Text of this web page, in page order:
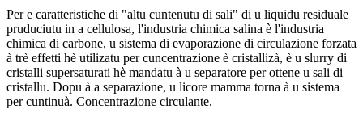
Per e caratteristiche di "altu cuntenutu di sali" di u liquidu residuale
pruduciutu in a cellulosa, l'industria chimica salina è l'industria
chimica di carbone, u sistema di evaporazione di circulazione forzata
à trè effetti hè utilizatu per cuncentrazione è cristallizà, è u slurry di
cristalli supersaturati hè mandatu à u separatore per ottene u sali di
cristallu. Dopu à a separazione, u licore mamma torna à u sistema
per cuntinuà. Concentrazione circulante.